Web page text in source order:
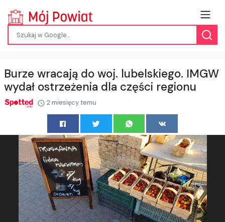
Burze wracają do woj. lubelskiego. IMGW
wydał ostrzeżenia dla części regionu
2 miesięcy temu